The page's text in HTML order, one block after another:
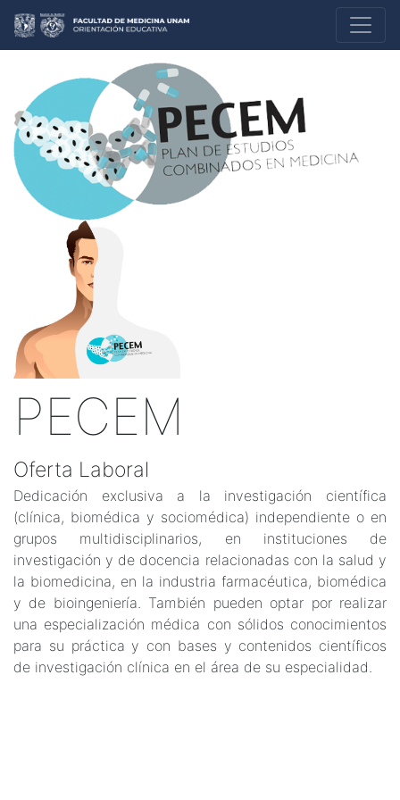
PECEM
Oferta Laboral
Dedicación exclusiva a la investigación científica
(clínica, biomédica y sociomédica) independiente o en
grupos multidisciplinarios, en instituciones de
investigación y de docencia relacionadas con la salud y
la biomedicina, en la industria farmacéutica, biomédica
y de bioingeniería. También pueden optar por realizar
una especialización médica con sólidos conocimientos
para su práctica y con bases y contenidos científicos
de investigación clínica en el área de su especialidad.